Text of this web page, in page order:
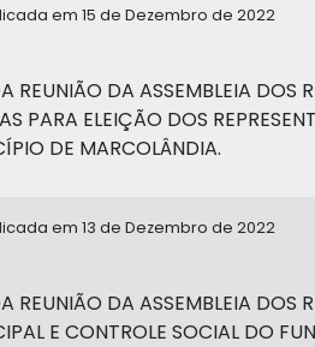
em 15 de Dezembro de 2022
REUNIÃO DA ASSEMBLEIA DOS
PARA ELEIÇÃO DOS
DE MARCOLÂNDIA.
em 13 de Dezembro de 2022
REUNIÃO DA ASSEMBLEIA DOS
E CONTROLE SOCIAL DO